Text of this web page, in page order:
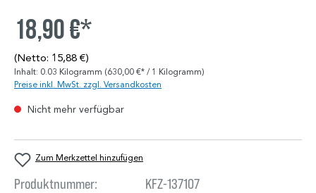
18,90 €*
(Netto: 15,88 €)
Inhalt: 0.03 Kilogramm (630,00 €* / 1 Kilogramm)
Preise inkl. MwSt. zzgl. Versandkosten
Nicht mehr verfügbar
Zum Merkzettel hinzufügen
Produktnummer:
KFZ-137107